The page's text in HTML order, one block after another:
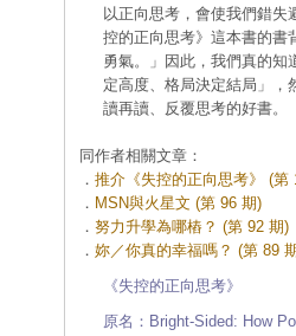
以正向思考，會使我們錯
控的正向思考》這本書的書
勇氣。」因此，我們真的知
定高度、格局決定結局」，
讀再讀、反覆思考的好書。
同作者相關文章：
． 推介《失控的正向思考》 (第
． MSN與火星文 (第 96 期)
． 努力升學為哪樁？ (第 92 期)
． 妳／你真的幸福嗎？ (第 89
《失控的正向思考》
原名：Bright-Sided: How